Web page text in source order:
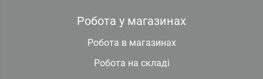
Робота у магазинах
Робота в магазинах
Робота на складі